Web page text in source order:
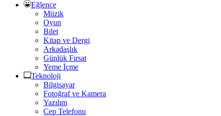
Eğlence
Müzik
Oyun
Bilet
Kitap ve Dergi
Arkadaşlık
Günlük Fırsat
Yeme İçme
Teknoloji
Bilgisayar
Fotoğraf ve Kamera
Yazılım
Cep Telefonu